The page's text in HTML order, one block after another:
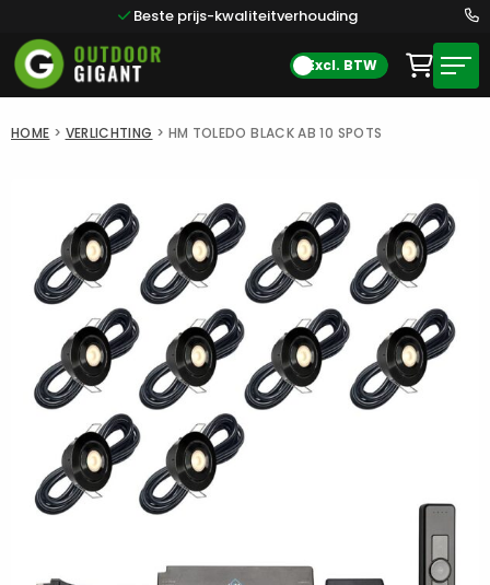
Beste prijs-kwaliteitverhouding
Excl. BTW
HOME > VERLICHTING > HM TOLEDO BLACK AB 10 SPOTS